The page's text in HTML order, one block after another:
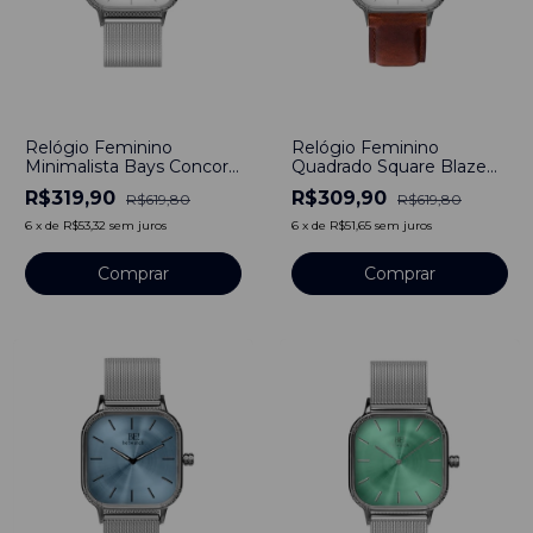
Relógio Feminino
Minimalista Bays Concord
Silver Pulseira Prata
40mm Aço Inoxidável
R$319,90 R$619,80
6 x de R$53,32 sem juros
Comprar
Relógio Feminino
Quadrado Square Blaze
Full Pulseira Couro
Marrom 40mm Aço
Inoxidável banhado a
R$309,90 R$619,80
6 x de R$51,65 sem juros
Comprar